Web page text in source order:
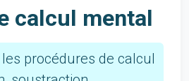
calcul mental
procédures de calcul